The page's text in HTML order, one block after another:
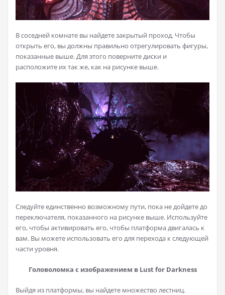
В соседней комнате вы найдете закрытый проход. Чтобы
открыть его, вы должны правильно отрегулировать фигуры,
показанные выше. Для этого поверните диски и
расположите их так же, как на рисунке выше.
Следуйте единственно возможному пути, пока не дойдете до
переключателя, показанного на рисунке выше. Используйте
его, чтобы активировать его, чтобы платформа двигалась к
вам. Вы можете использовать его для перехода к следующей
части уровня.
Головоломка с изображением в Lust for Darkness
Выйдя из платформы, вы найдете множество лестниц.